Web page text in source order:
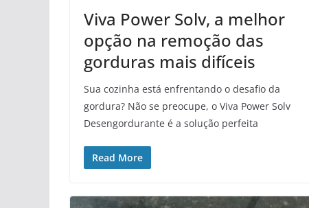
Viva Power Solv, a melhor
opção na remoção das
gorduras mais difíceis
Sua cozinha está enfrentando o desafio da
gordura? Não se preocupe, o Viva Power Solv
Desengordurante é a solução perfeita
Read More